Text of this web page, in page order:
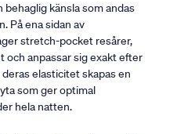
känsla som andas
På ena sidan av
stretch-pocket resårer,
och anpassar sig exakt efter
elasticitet skapas en
som ger optimal
hela natten.